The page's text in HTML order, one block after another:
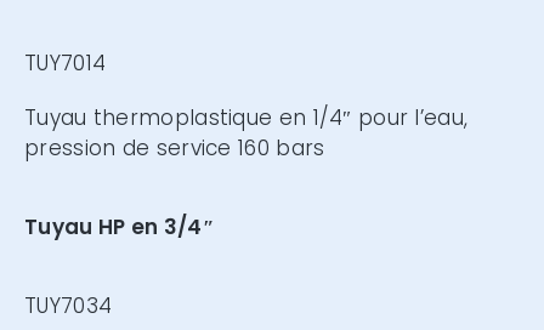
TUY7014
Tuyau thermoplastique en 1/4″ pour l’eau,
pression de service 160 bars
Tuyau HP en 3/4″
TUY7034